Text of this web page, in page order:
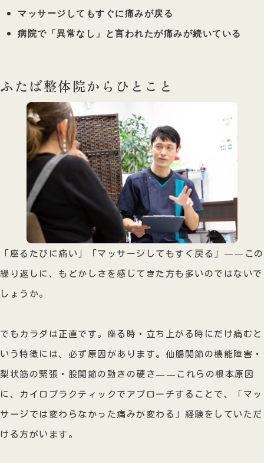
マッサージしてもすぐに痛みが戻る
病院で「異常なし」と言われたが痛みが続いている
ふたば整体院からひとこと
「座るたびに痛い」「マッサージしてもすぐ戻る」——この
繰り返しに、もどかしさを感じてきた方も多いのではないで
しょうか。
でもカラダは正直です。座る時・立ち上がる時にだけ痛むと
いう特徴には、必ず原因があります。仙腸関節の機能障害・
梨状筋の緊張・股関節の動きの硬さ——これらの根本原因
に、カイロプラクティックでアプローチすることで、「マッ
サージでは変わらなかった痛みが変わる」経験をしていただ
ける方がいます。